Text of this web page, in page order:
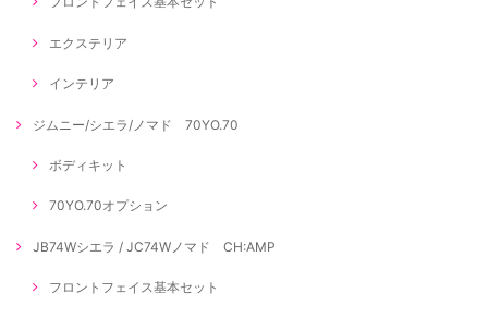
エクステリア
インテリア
ジムニー/シエラ/ノマド 70YO.70
ボディキット
70YO.70オプション
JB74Wシエラ / JC74Wノマド CH:AMP
フロントフェイス基本セット